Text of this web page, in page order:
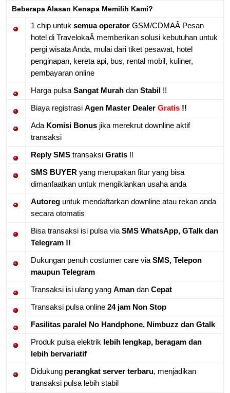
Beberapa Alasan Kenapa Memilih Kami?
1 chip untuk semua operator GSM/CDMAÂ Pesan
hotel di TravelokaÂ memberikan solusi kebutuhan untuk
pergi wisata Anda, mulai dari tiket pesawat, hotel
penginapan, kereta api, bus, rental mobil, kuliner,
pembayaran online
Harga pulsa Sangat Murah dan Stabil !!
Biaya registrasi Agen Master Dealer Gratis !!
Ada Komisi Bonus jika merekrut downline aktif
transaksi
Reply SMS transaksi Gratis !!
SMS BUYER yang merupakan fitur yang bisa
dimanfaatkan untuk mengiklankan usaha anda
Autoreg untuk mendaftarkan downline atau rekan anda
secara otomatis
Bisa transaksi isi pulsa via SMS WhatsApp, GTalk dan
Telegram !!
Dukungan penuh costumer care via SMS, Telepon
maupun Telegram
Transaksi isi ulang yang Aman dan Cepat
Transaksi pulsa online 24 jam Non Stop
Fasilitas paralel No Handphone, Nimbuzz dan Gtalk
Produk pulsa elektrik lebih lengkap, beragam dan
lebih bervariatif
Didukung perangkat server terbaru, menjadikan
transaksi pulsa lebih stabil